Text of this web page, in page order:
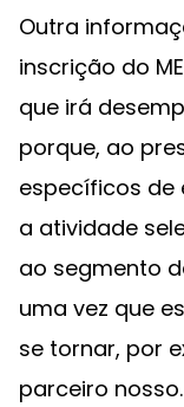
Outra
inscrição do
que irá
porque, ao
específicos de
a atividade
ao segmento
uma vez que
se tornar, por
parceiro nosso.